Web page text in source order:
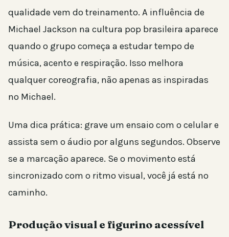
qualidade vem do treinamento. A influência de
Michael Jackson na cultura pop brasileira aparece
quando o grupo começa a estudar tempo de
música, acento e respiração. Isso melhora
qualquer coreografia, não apenas as inspiradas
no Michael.
Uma dica prática: grave um ensaio com o celular e
assista sem o áudio por alguns segundos. Observe
se a marcação aparece. Se o movimento está
sincronizado com o ritmo visual, você já está no
caminho.
Produção visual e figurino acessível